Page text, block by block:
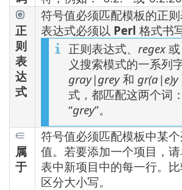
正
则
表
达
式
符号值必须匹配模板的正
表达式必须以 Perl 格式书
正则表达式、 regex或
义搜索模式的一系列
gray|grey和 gr(a|e)y
式，都匹配这两个词
“grey”。
属
于
符号值必须匹配模板中某
值。若要添加一个项目，
表中新项目中的每一行。
区分大小写。